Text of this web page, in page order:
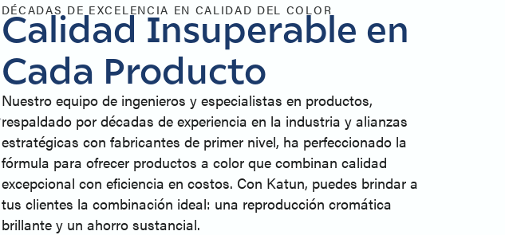
DÉCADAS DE EXCELENCIA EN CALIDAD DEL COLOR
Calidad Insuperable en
Cada Producto
Nuestro equipo de ingenieros y especialistas en productos,
respaldado por décadas de experiencia en la industria y alianzas
estratégicas con fabricantes de primer nivel, ha perfeccionado la
fórmula para ofrecer productos a color que combinan calidad
excepcional con eficiencia en costos. Con Katun, puedes brindar a
tus clientes la combinación ideal: una reproducción cromática
brillante y un ahorro sustancial.